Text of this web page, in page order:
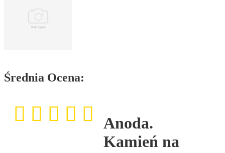
Średnia Ocena:
Anoda.
Kamień na